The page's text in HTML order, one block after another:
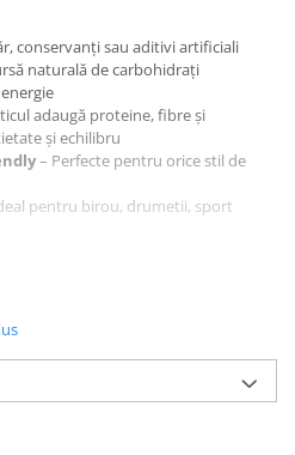
conservanți sau aditivi artificiali
naturală de carbohidrați
adaugă proteine, fibre și
și echilibru
– Perfecte pentru orice stil de
pentru birou, drumetii, sport
Cu o cafea aromată!
cu fisticul crocant, se
cremos sau o cafea cu lapte